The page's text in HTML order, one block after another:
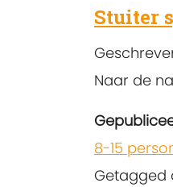
Stuiter
Naar de
8-15
Getagged